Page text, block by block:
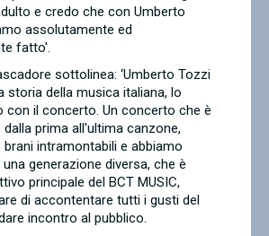
e credo che con Umberto
assolutamente ed
fatto'.
sottolinea: ‘Umberto Tozzi
storia della musica italiana, lo
con il concerto. Un concerto che è
prima all'ultima canzone,
intramontabili e abbiamo
generazione diversa, che è
principale del BCT MUSIC,
di accontentare tutti i gusti del
incontro al pubblico.